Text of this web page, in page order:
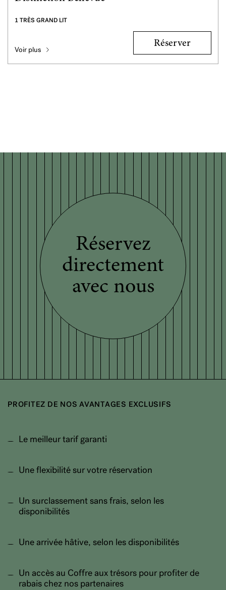
1 TRÈS GRAND LIT
Voir plus
Réserver
Réservez
directement
avec nous
PROFITEZ DE NOS AVANTAGES EXCLUSIFS
Le meilleur tarif garanti
Une flexibilité sur votre réservation
Un surclassement sans frais, selon les
disponibilités
Une arrivée hâtive, selon les disponibilités
Un accès au Coffre aux trésors pour profiter de
rabais chez nos partenaires